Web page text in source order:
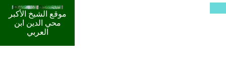
موقع الشيخ الأكبر
محي الدين ابن
العربي